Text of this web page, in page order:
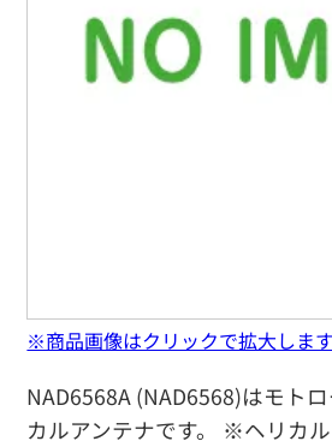
NAD6568A (NAD6568)はモト
カルアンテナです。 ※ヘリカ
※商品画像はクリックで拡大します